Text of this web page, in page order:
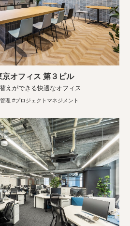
京オフィス 第３ビル
えができる快適なオフィス
理 #プロジェクトマネジメント